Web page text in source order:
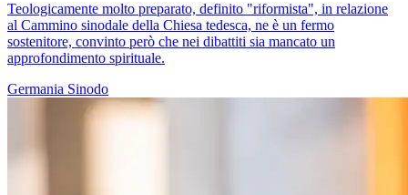
Teologicamente molto preparato, definito "riformista", in relazione
al Cammino sinodale della Chiesa tedesca, ne è un fermo
sostenitore, convinto però che nei dibattiti sia mancato un
approfondimento spirituale.
Germania Sinodo